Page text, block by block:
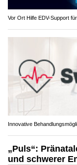
Vor Ort Hilfe EDV-Support
Innovative
„Puls“:
und schwerer